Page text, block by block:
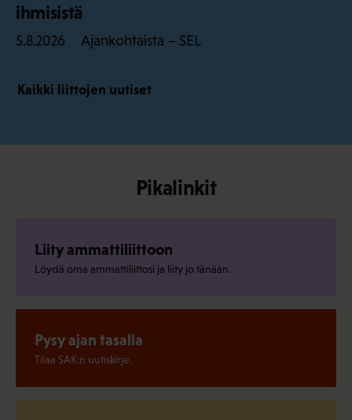
ihmisistä
5.8.2026 Ajankohtaista – SEL
Kaikki liittojen uutiset
Pikalinkit
Liity ammattiliittoon
Löydä oma ammattiliittosi ja liity jo tänään.
Pysy ajan tasalla
Tilaa SAK:n uutiskirje.